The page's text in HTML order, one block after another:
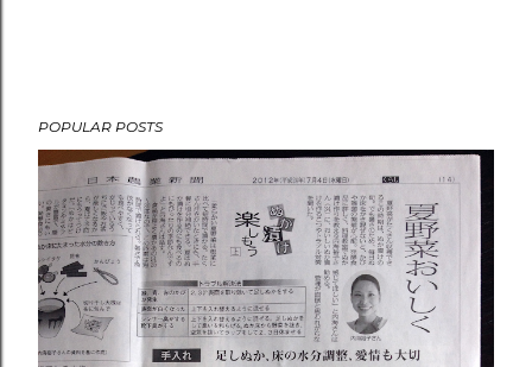
POPULAR POSTS